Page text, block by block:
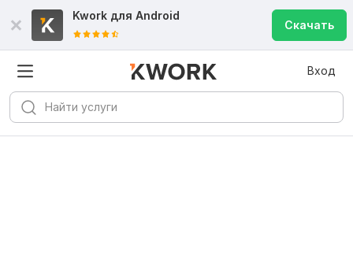
Kwork для Android
Скачать
Вход